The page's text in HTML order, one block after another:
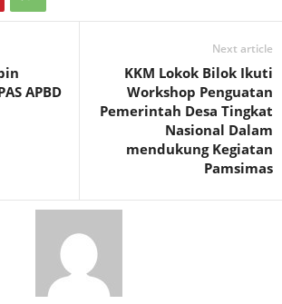
APBD
Next article
KKM Lokok Bilok Ikuti
Workshop Penguatan
Pemerintah Desa Tingkat
Nasional Dalam
mendukung Kegiatan
Pamsimas